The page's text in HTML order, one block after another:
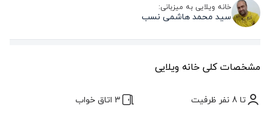
خانه ویلایی به میزبانی:
سید محمد هاشمی نسب
مشخصات کلی خانه ویلایی
تا 8 نفر ظرفیت 3 اتاق خواب